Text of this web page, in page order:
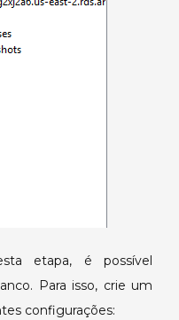
etapa, é possível
Para isso, crie um
configurações: